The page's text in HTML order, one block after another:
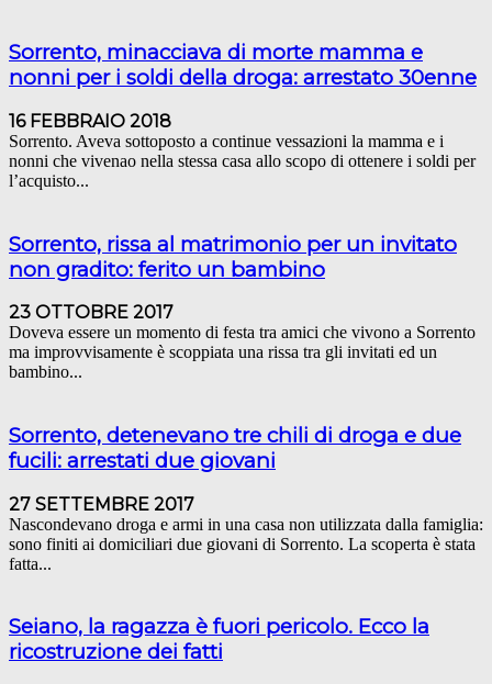
Sorrento, minacciava di morte mamma e
nonni per i soldi della droga: arrestato 30enne
16 FEBBRAIO 2018
Sorrento. Aveva sottoposto a continue vessazioni la mamma e i
nonni che vivenao nella stessa casa allo scopo di ottenere i soldi per
l’acquisto...
Sorrento, rissa al matrimonio per un invitato
non gradito: ferito un bambino
23 OTTOBRE 2017
Doveva essere un momento di festa tra amici che vivono a Sorrento
ma improvvisamente è scoppiata una rissa tra gli invitati ed un
bambino...
Sorrento, detenevano tre chili di droga e due
fucili: arrestati due giovani
27 SETTEMBRE 2017
Nascondevano droga e armi in una casa non utilizzata dalla famiglia:
sono finiti ai domiciliari due giovani di Sorrento. La scoperta è stata
fatta...
Seiano, la ragazza è fuori pericolo. Ecco la
ricostruzione dei fatti